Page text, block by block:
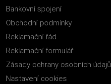
Bankovní spojení
Obchodní podmínky
Reklamační řád
Reklamační formulář
Zásady ochrany osobních údajů
Nastavení cookies